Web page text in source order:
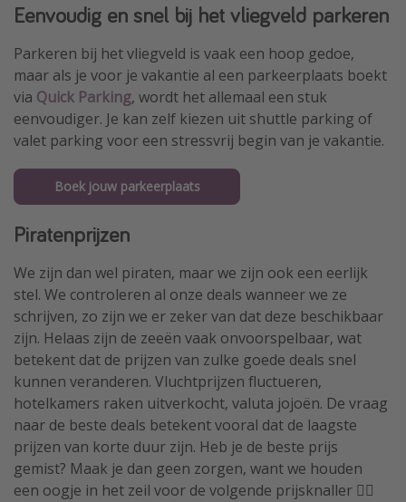
Eenvoudig en snel bij het vliegveld parkeren
Parkeren bij het vliegveld is vaak een hoop gedoe,
maar als je voor je vakantie al een parkeerplaats boekt
via Quick Parking, wordt het allemaal een stuk
eenvoudiger. Je kan zelf kiezen uit shuttle parking of
valet parking voor een stressvrij begin van je vakantie.
Boek jouw parkeerplaats
Piratenprijzen
We zijn dan wel piraten, maar we zijn ook een eerlijk
stel. We controleren al onze deals wanneer we ze
schrijven, zo zijn we er zeker van dat deze beschikbaar
zijn. Helaas zijn de zeeën vaak onvoorspelbaar, wat
betekent dat de prijzen van zulke goede deals snel
kunnen veranderen. Vluchtprijzen fluctueren,
hotelkamers raken uitverkocht, valuta jojoën. De vraag
naar de beste deals betekent vooral dat de laagste
prijzen van korte duur zijn. Heb je de beste prijs
gemist? Maak je dan geen zorgen, want we houden
een oogje in het zeil voor de volgende prijsknaller 🏴‍☠️